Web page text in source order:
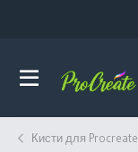
Кисти для Procreate